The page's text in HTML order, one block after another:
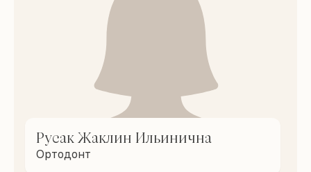
Русак Жаклин Ильинична
Ортодонт